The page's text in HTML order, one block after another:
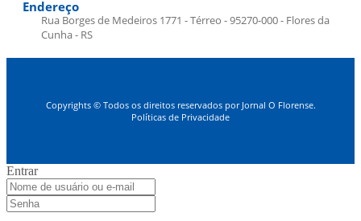
Endereço
Rua Borges de Medeiros 1771 - Térreo - 95270-000 - Flores da
Cunha - RS
Copyrights © Todos os direitos reservados por Jornal O Florense.
Políticas de Privacidade
Entrar